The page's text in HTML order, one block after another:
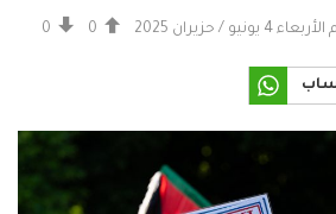
0
0